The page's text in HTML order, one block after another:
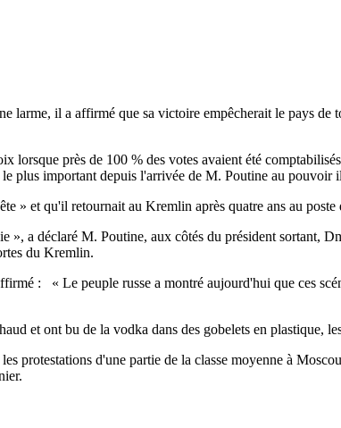
il a affirmé que sa victoire empêcherait le pays de
près de 100 % des votes avaient été
plus important depuis l'arrivée de M. Poutine au pouvoir
» et qu'il retournait au Kremlin après quatre ans au poste
», a déclaré M. Poutine, aux côtés du président sortant,
du Kremlin.
: « Le peuple russe a montré aujourd'hui que ces
et ont bu de la vodka dans des gobelets en plastique,
protestations d'une partie de la classe moyenne à